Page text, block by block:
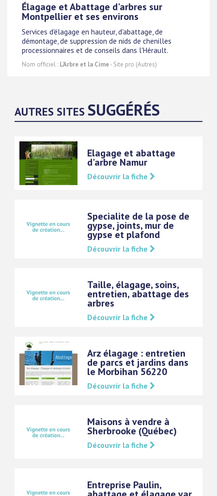
Élagage et Abattage d'arbres sur
Montpellier et ses environs
Services d'élagage en hauteur, d'abattage, de
démontage, de suppression de nids de chenilles
processionnaires et de conseils dans l'Hérault.
Nom officiel : L'Arbre et la Cime- Site pro (Autres)
AUTRES SITES SUGGÉRÉS
Elagage et abattage
d'arbre Namur
Découvrir la fiche
Specialite de la pose de
gypse, joints, mur de
gypse et plafond
Découvrir la fiche
Taille, élagage, soins,
entretien, abattage des
arbres
Découvrir la fiche
Arz élagage : entretien
de parcs et jardins dans
le Morbihan 56220
Découvrir la fiche
Maisons à vendre à
Sherbrooke (Québec)
Découvrir la fiche
Entreprise Paulin,